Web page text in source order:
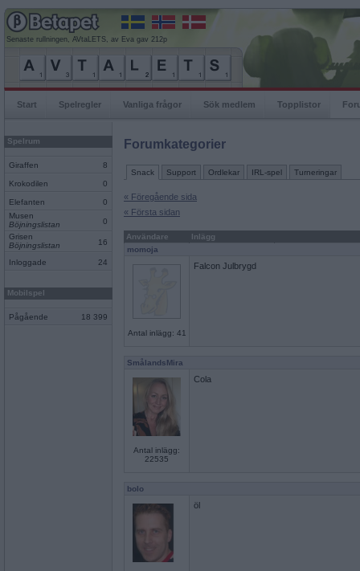
Senaste rullningen, AVtaLETS, av Eva gav 212p
Start Spelregler Vanliga frågor Sök medlem Topplistor
Spelrum
Giraffen 8
Krokodilen 0
Elefanten
0
Musen
Böjningslistan
0
Grisen
Böjningslistan
16
Inloggade 24
Mobilspel
Pågående 18 399
Forumkategorier
Snack Support Ordlekar IRL-spel Turneringar
« Föregående sida
« Första sidan
Användare
Inlägg
momoja
Antal inlägg: 41
Falcon Julbrygd
SmålandsMira
Antal inlägg:
22535
Cola
bolo
öl